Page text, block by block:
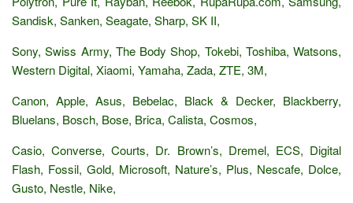
Sandisk, Sanken, Seagate, Sharp, SK II,
Sony, Swiss Army, The Body Shop, Tokebi, Toshiba, Watsons,
Western Digital, Xiaomi, Yamaha, Zada, ZTE, 3M,
Canon, Apple, Asus, Bebelac, Black & Decker, Blackberry,
Bluelans, Bosch, Bose, Brica, Calista, Cosmos,
Casio, Converse, Courts, Dr. Brown’s, Dremel, ECS, Digital
Flash, Fossil, Gold, Microsoft, Nature’s, Plus, Nescafe, Dolce,
Gusto, Nestle, Nike,